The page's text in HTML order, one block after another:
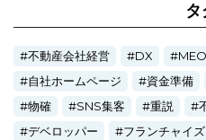
タ
不動産会社経営 DX MEO
自社ホームページ
資金準備
物確
SNS集客 重説
デベロッパー
フランチャイズ